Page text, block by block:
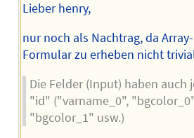
Lieber henry,
nur noch als Nachtrag, da
Formular zu erheben nicht
Die Felder (Input) haben auch
"id" ("varname_0",
"bgcolor_1" usw.)